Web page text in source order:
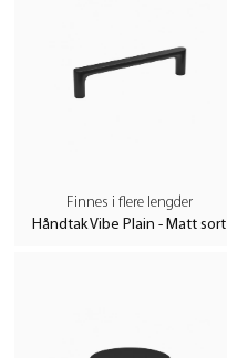
Finnes i flere lengder
Håndtak Vibe Plain - Matt sort